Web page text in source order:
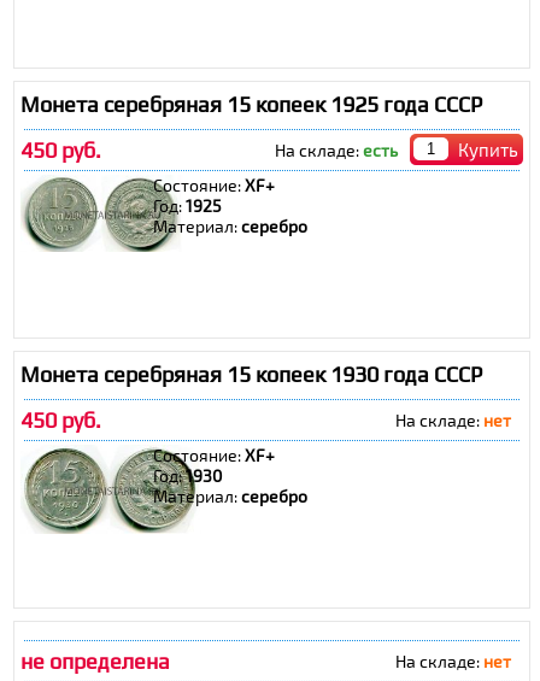
Монета серебряная 15 копеек 1925 года СССР
450 руб.
На складе:есть Купить
Состояние:XF+
Год:1925
Материал:серебро
Монета серебряная 15 копеек 1930 года СССР
450 руб.
На складе: нет
Состояние:XF+
Год:1930
Материал:серебро
не определена На складе: нет